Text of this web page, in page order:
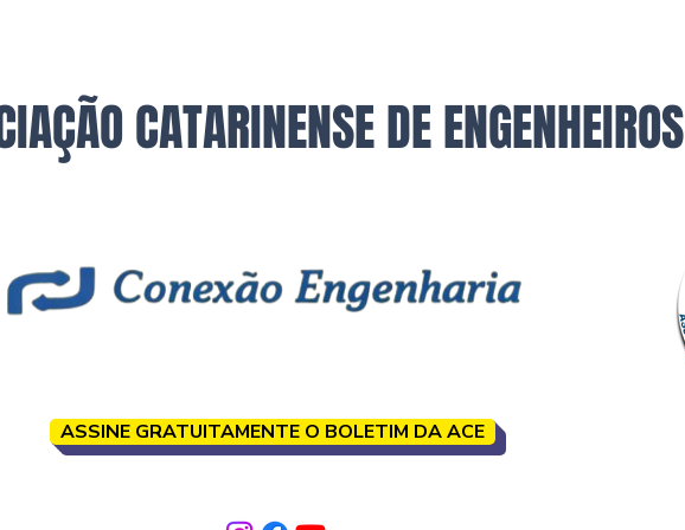
CATARINENSE DE ENGENHEIROS
ASSINE GRATUITAMENTE O BOLETIM DA ACE